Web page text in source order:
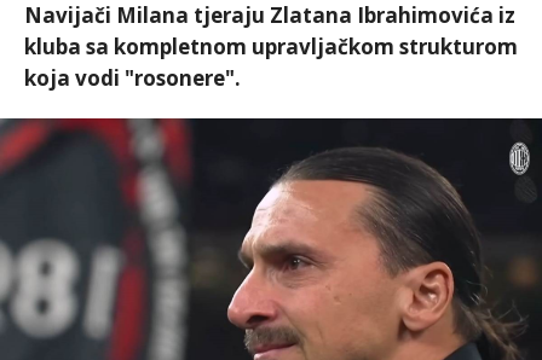
Navijači Milana tjeraju Zlatana Ibrahimovića iz
kluba sa kompletnom upravljačkom strukturom
koja vodi "rosonere".